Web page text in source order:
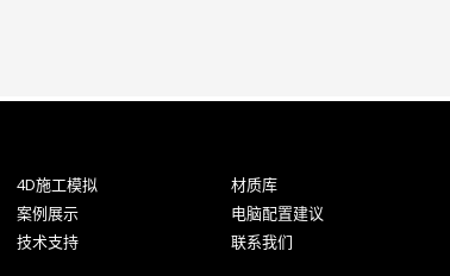
4D施工模拟
材质库
案例展示
电脑配置建议
技术支持
联系我们